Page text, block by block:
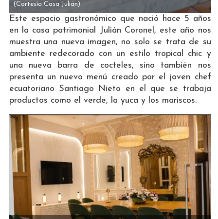
(Cortesía Casa Julián)
Este espacio gastronómico que nació hace 5 años
en la casa patrimonial Julián Coronel, este año nos
muestra una nueva imagen, no solo se trata de su
ambiente redecorado con un estilo tropical chic y
una nueva barra de cocteles, sino también nos
presenta un nuevo menú creado por el joven chef
ecuatoriano Santiago Nieto en el que se trabaja
productos como el verde, la yuca y los mariscos.